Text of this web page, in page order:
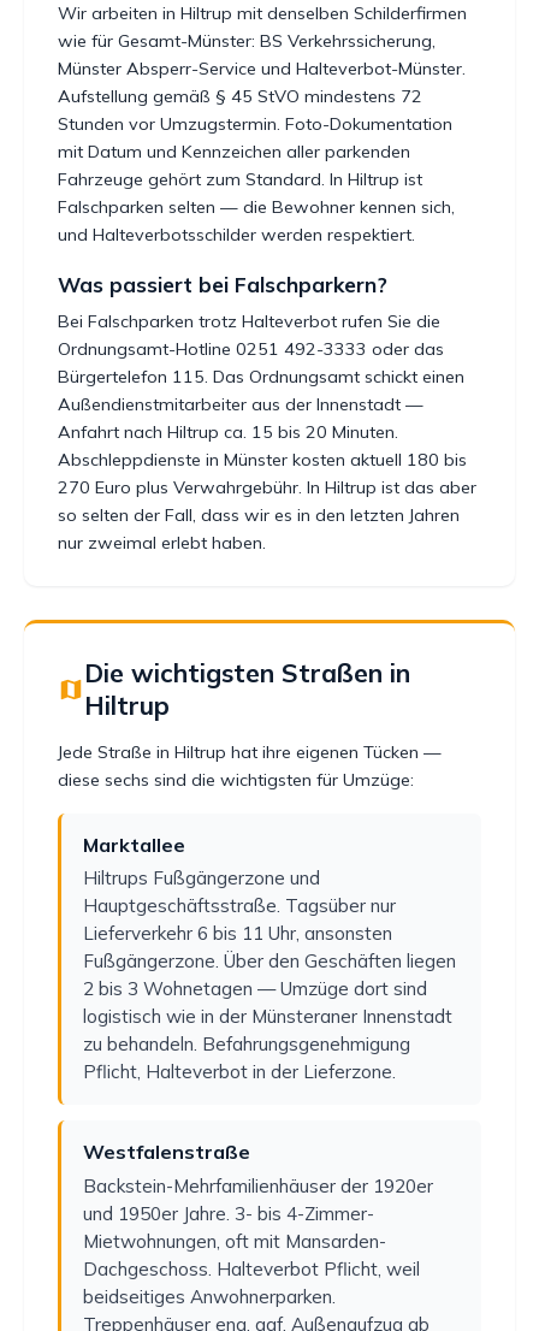
Wir arbeiten in Hiltrup mit denselben Schilderfirmen
wie für Gesamt-Münster: BS Verkehrssicherung,
Münster Absperr-Service und Halteverbot-Münster.
Aufstellung gemäß § 45 StVO mindestens 72
Stunden vor Umzugstermin. Foto-Dokumentation
mit Datum und Kennzeichen aller parkenden
Fahrzeuge gehört zum Standard. In Hiltrup ist
Falschparken selten — die Bewohner kennen sich,
und Halteverbotsschilder werden respektiert.
Was passiert bei Falschparkern?
Bei Falschparken trotz Halteverbot rufen Sie die
Ordnungsamt-Hotline 0251 492-3333 oder das
Bürgertelefon 115. Das Ordnungsamt schickt einen
Außendienstmitarbeiter aus der Innenstadt —
Anfahrt nach Hiltrup ca. 15 bis 20 Minuten.
Abschleppdienste in Münster kosten aktuell 180 bis
270 Euro plus Verwahrgebühr. In Hiltrup ist das aber
so selten der Fall, dass wir es in den letzten Jahren
nur zweimal erlebt haben.
Die wichtigsten Straßen in
Hiltrup
Jede Straße in Hiltrup hat ihre eigenen Tücken —
diese sechs sind die wichtigsten für Umzüge:
Marktallee
Hiltrups Fußgängerzone und
Hauptgeschäftsstraße. Tagsüber nur
Lieferverkehr 6 bis 11 Uhr, ansonsten
Fußgängerzone. Über den Geschäften liegen
2 bis 3 Wohnetagen — Umzüge dort sind
logistisch wie in der Münsteraner Innenstadt
zu behandeln. Befahrungsgenehmigung
Pflicht, Halteverbot in der Lieferzone.
Westfalenstraße
Backstein-Mehrfamilienhäuser der 1920er
und 1950er Jahre. 3- bis 4-Zimmer-
Mietwohnungen, oft mit Mansarden-
Dachgeschoss. Halteverbot Pflicht, weil
beidseitiges Anwohnerparken.
Treppenhäuser eng, ggf. Außenaufzug ab